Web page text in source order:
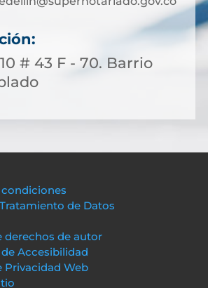
# 43 F - 70. Barrio
condiciones
de Datos
derechos de autor
Accesibilidad
Privacidad Web